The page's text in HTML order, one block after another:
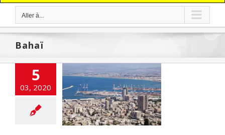
Aller à...
Bahaï
5
03, 2020
de Haïfa
A LA UNE
CHRONIQUE
Edito